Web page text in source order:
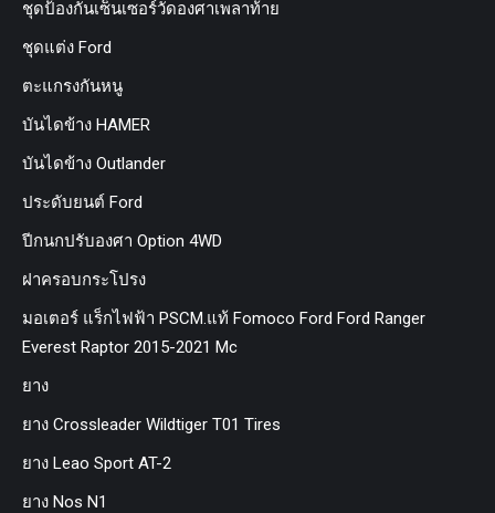
ชุดป้องกันเซ็นเซอร์วัดองศาเพลาท้าย
ชุดแต่ง Ford
ตะแกรงกันหนู
บันไดข้าง HAMER
บันไดข้าง Outlander
ประดับยนต์ Ford
ปีกนกปรับองศา Option 4WD
ฝาครอบกระโปรง
มอเตอร์ แร็กไฟฟ้า PSCM.แท้ Fomoco Ford Ford Ranger
Everest Raptor 2015-2021 Mc
ยาง
ยาง Crossleader Wildtiger T01 Tires
ยาง Leao Sport AT-2
ยาง Nos N1